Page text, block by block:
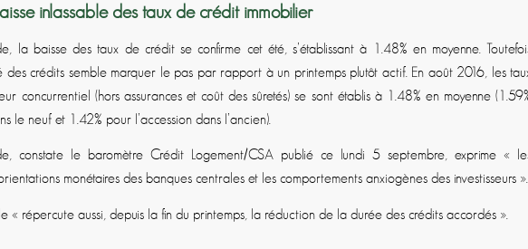
inlassable des taux de crédit immobilier
la baisse des taux de crédit se confirme cet été, s’établissant à 1.48% en moyenne.
des crédits semble marquer le pas par rapport à un printemps plutôt actif. En août 2016, les
concurrentiel (hors assurances et coût des sûretés) se sont établis à 1.48% en moyenne
le neuf et 1.42% pour l’accession dans l’ancien).
constate le baromètre Crédit Logement/CSA publié ce lundi 5 septembre, exprime «
monétaires des banques centrales et les comportements anxiogènes des investisseurs ».
« répercute aussi, depuis la fin du printemps, la réduction de la durée des crédits accordés ».